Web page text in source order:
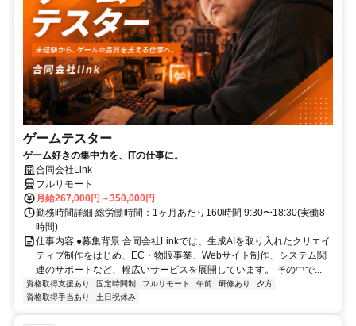
ゲームテスター
ゲーム好きの集中力を、ITの仕事に。
合同会社Link
フルリモート
月給267,000円～350,000円
勤務時間詳細 総労働時間：1ヶ月あたり160時間 9:30〜18:30(実働8
時間)
仕事内容 ●募集背景 合同会社Linkでは、生成AIを取り入れたクリエイ
ティブ制作をはじめ、EC・物販事業、Webサイト制作、システム関
連のサポートなど、幅広いサービスを展開しています。 その中で...
資格取得支援あり 固定時間制 フルリモート 午前 研修あり
夕方
資格取得手当あり
土日祝休み